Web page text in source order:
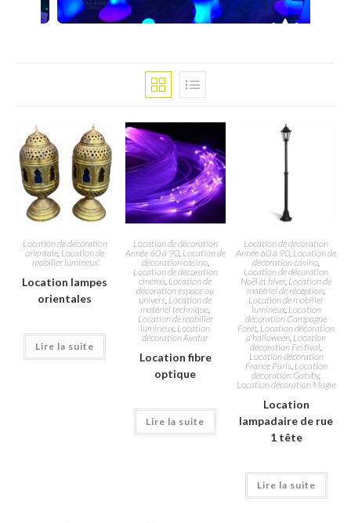
Location de décoration
orientale Location de
mobilier lumineux
Location lampes
orientales
Lire la suite
Location de décoration
Année 60 à 90, Location de
décoration casino,
Location de décoration
cinéma Location de
décoration espace ou
univers Location de
matériel technique
Location de mobilier
lumineux Location
décoration Avatar
Location fibre
optique
Lire la suite
Location de décoration
Année 60 à 90 Location de
décoration casino
Location de décoration
Noël et hiver, Location de
matériel de réception
Location de mobilier
lumineux, Location
décoration Campagne
Forêt Location décoration
d'halloween Location
décoration Festival
Location décoration
France Paris Location
décoration Gatsby,
Location décoration Magie
Location
lampadaire de rue
1 tête
Lire la suite